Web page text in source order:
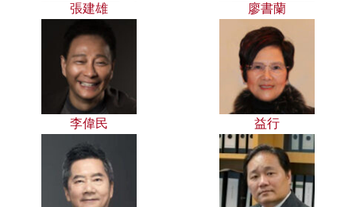
張建雄 廖書蘭
李偉民 益行